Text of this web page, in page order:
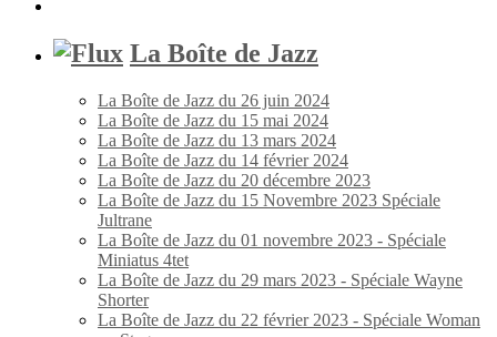
La Boîte de Jazz
La Boîte de Jazz du 26 juin 2024
La Boîte de Jazz du 15 mai 2024
La Boîte de Jazz du 13 mars 2024
La Boîte de Jazz du 14 février 2024
La Boîte de Jazz du 20 décembre 2023
La Boîte de Jazz du 15 Novembre 2023 Spéciale
Jultrane
La Boîte de Jazz du 01 novembre 2023 - Spéciale
Miniatus 4tet
La Boîte de Jazz du 29 mars 2023 - Spéciale Wayne
Shorter
La Boîte de Jazz du 22 février 2023 - Spéciale Woman